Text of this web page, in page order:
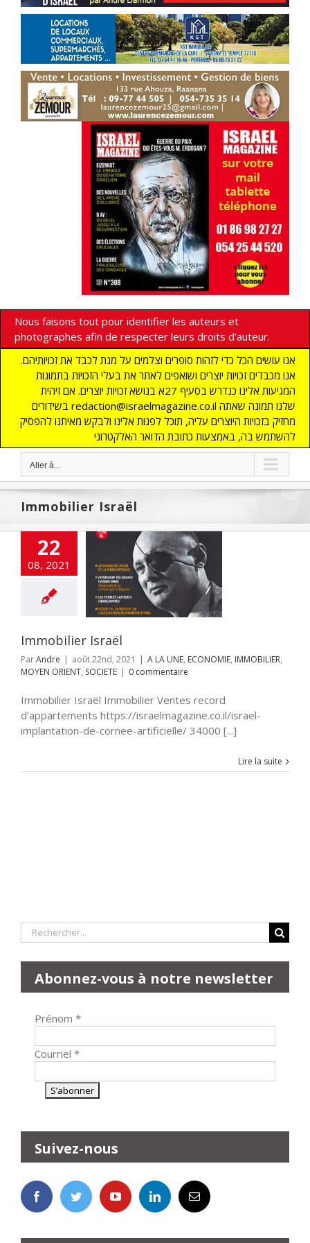
Nous faisons tout pour identifier les auteurs et
photographes afin de respecter leurs droits d'auteur.
אנו עושים הכל כדי לזהות סופרים וצלמים על מנת לכבד את זכויותיהם.
אנו מכבדים זכויות יוצרים ושואפים לאתר את בעלי הזכויות בתמונות
המגיעות אלינו כנדרש בסעיף 27א בנושא זכויות יוצרים. אם זיהית
בשידורים redaction@israelmagazine.co.il שלנו תמונה שאתה
מחזיק בזכויות היוצרים עליה, תוכל לפנות אלינו ולבקש מאיתנו להפסיק
להשתמש בה, באמצעות כתובת הדואר האלקטרוני
Aller à...
Immobilier Israël
22
08, 2021
Israël
MOYEN
Immobilier Israël
ParAndre | août 22nd, 2021 | A LA UNE, ECONOMIE, IMMOBILIER,
MOYEN ORIENT, SOCIETE | 0 commentaire
Immobilier Israël Immobilier Ventes record
d’appartements https://israelmagazine.co.il/israel-
implantation-de-cornee-artificielle/ 34000 [...]
Lire la suite
Rechercher:
Abonnez-vous à notre newsletter
Prénom *
Courriel *
Suivez-nous